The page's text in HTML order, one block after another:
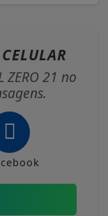
ZERO 21 no